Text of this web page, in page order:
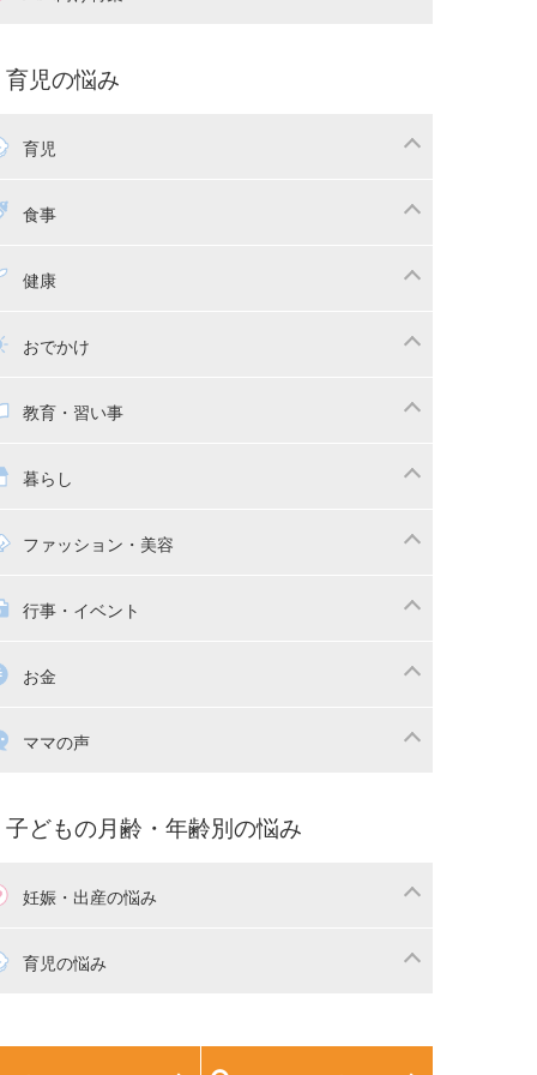
向け特集
育児の悩み
育児
ゃんのお世話
しつけ
トレ
食事
食健康
児健診・予防接種
おでかけ
とおでかけ
こ紐
教育・習い事
・習い事
園
暮らし
の日常
関係・夫婦関係
ファッション・美容
の服・ファッション
行事・イベント
祝い・内祝い
お金
購入
ママの声
てコラム
子どもの月齢・年齢別の悩み
妊娠・出産の悩み
育児の悩み